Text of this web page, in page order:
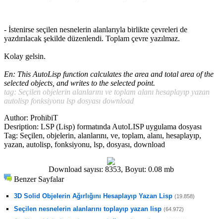
- İstenirse seçilen nesnelerin alanlarıyla birlikte çevreleri de
yazdırılacak şekilde düzenlendi. Toplam çevre yazılmaz.
Kolay gelsin.
En: This AutoLisp function calculates the area and total area of the
selected objects, and writes to the selected point.
tag: Seçilen objelerin alanlarını ve toplam alanı hesaplayıp yazan
autolisp fonksiyonu lsp dosyası download
Author: ProhibiT
Desription: LSP (Lisp) formatında AutoLISP uygulama dosyası
Tag: Seçilen, objelerin, alanlarını, ve, toplam, alanı, hesaplayıp,
yazan, autolisp, fonksiyonu, lsp, dosyası, download
Download sayısı: 8353, Boyut: 0.08 mb
Benzer Sayfalar
3D Solid Objelerin Ağırlığını Hesaplayıp Yazan Lisp (19.858)
Seçilen nesnelerin alanlarını toplayıp yazan lisp (64.972)